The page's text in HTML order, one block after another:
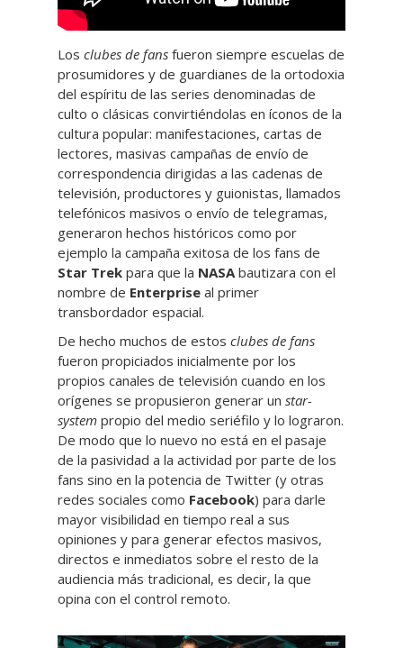
Los clubes de fans fueron siempre escuelas de
prosumidores y de guardianes de la ortodoxia
del espíritu de las series denominadas de
culto o clásicas convirtiéndolas en íconos de la
cultura popular: manifestaciones, cartas de
lectores, masivas campañas de envío de
correspondencia dirigidas a las cadenas de
televisión, productores y guionistas, llamados
telefónicos masivos o envío de telegramas,
generaron hechos históricos como por
ejemplo la campaña exitosa de los fans de
Star Trek para que la NASA bautizara con el
nombre de Enterprise al primer
transbordador espacial.
De hecho muchos de estos clubes de fans
fueron propiciados inicialmente por los
propios canales de televisión cuando en los
orígenes se propusieron generar un star-
system propio del medio seriéfilo y lo lograron.
De modo que lo nuevo no está en el pasaje
de la pasividad a la actividad por parte de los
fans sino en la potencia de Twitter (y otras
redes sociales como Facebook) para darle
mayor visibilidad en tiempo real a sus
opiniones y para generar efectos masivos,
directos e inmediatos sobre el resto de la
audiencia más tradicional, es decir, la que
opina con el control remoto.